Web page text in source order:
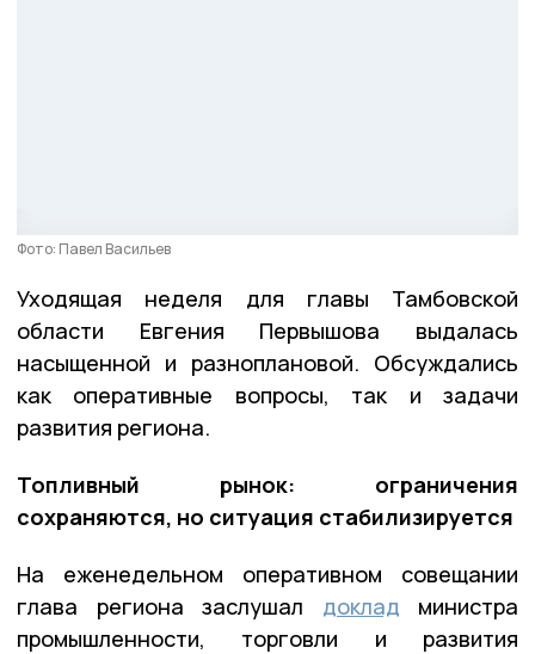
Фото: Павел Васильев
Уходящая неделя для главы Тамбовской
области Евгения Первышова выдалась
насыщенной и разноплановой. Обсуждались
как оперативные вопросы, так и задачи
развития региона.
Топливный рынок: ограничения
сохраняются, но ситуация стабилизируется
На еженедельном оперативном совещании
глава региона заслушал доклад министра
промышленности, торговли и развития